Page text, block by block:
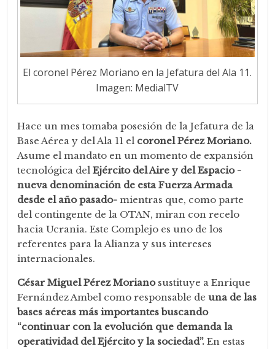
El coronel Pérez Moriano en la Jefatura del Ala 11.
Imagen: MedialTV
Hace un mes tomaba posesión de la Jefatura de la
Base Aérea y del Ala 11 el coronel Pérez Moriano.
Asume el mandato en un momento de expansión
tecnológica delEjército del Aire y del Espacio -
nueva denominación de esta Fuerza Armada
desde el año pasado- mientras que, como parte
del contingente de la OTAN, miran con recelo
hacia Ucrania. Este Complejo es uno de los
referentes para la Alianza y sus intereses
internacionales.
César Miguel Pérez Morianosustituye a Enrique
Fernández Ambel como responsable de una de las
bases aéreas más importantes buscando
“continuar con la evolución que demanda la
operatividad del Ejército y la sociedad”. En estas